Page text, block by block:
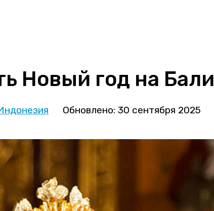
Новый год на Бали
Обновлено: 30 сентября 2025